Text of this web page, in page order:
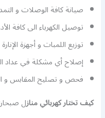
صيانة كافة الوصلات و
توصيل الكهرباء الى كافة
توزيع اللمبات و أجهزة
إصلاح أي مشكلة في عداد
فحص و تصليح المقابس و
كيف تختار كهربائيمنازل